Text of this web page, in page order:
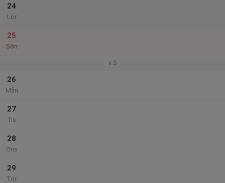
24
Lör
25
Sön
v.5
26
Mån
27
Tis
28
Ons
29
Tor